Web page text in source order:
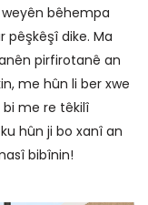
bêhempa
dike. Ma
pirfirotanê an
me hûn li ber xwe
bi me re têkilî
hûn ji bo xanî an
bibînin!